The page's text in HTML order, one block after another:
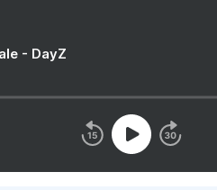
- DayZ